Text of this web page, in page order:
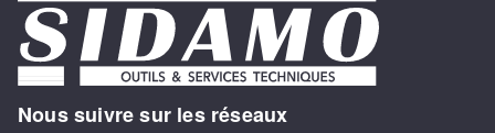
Nous suivre sur les réseaux